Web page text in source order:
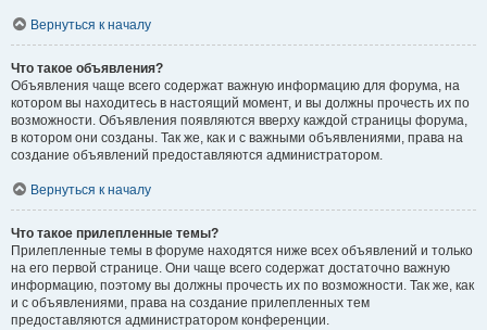
Вернуться к началу
Что такое объявления?
Объявления чаще всего содержат важную информацию для форума, на
котором вы находитесь в настоящий момент, и вы должны прочесть их по
возможности. Объявления появляются вверху каждой страницы форума,
в котором они созданы. Так же, как и с важными объявлениями, права на
создание объявлений предоставляются администратором.
Вернуться к началу
Что такое прилепленные темы?
Прилепленные темы в форуме находятся ниже всех объявлений и только
на его первой странице. Они чаще всего содержат достаточно важную
информацию, поэтому вы должны прочесть их по возможности. Так же, как
и с объявлениями, права на создание прилепленных тем
предоставляются администратором конференции.